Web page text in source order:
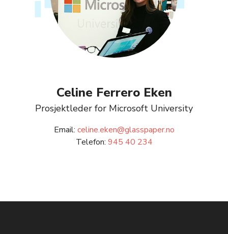
Celine Ferrero Eken
Prosjektleder for Microsoft University
Email: celine.eken@glasspaper.no
Telefon: 945 40 234